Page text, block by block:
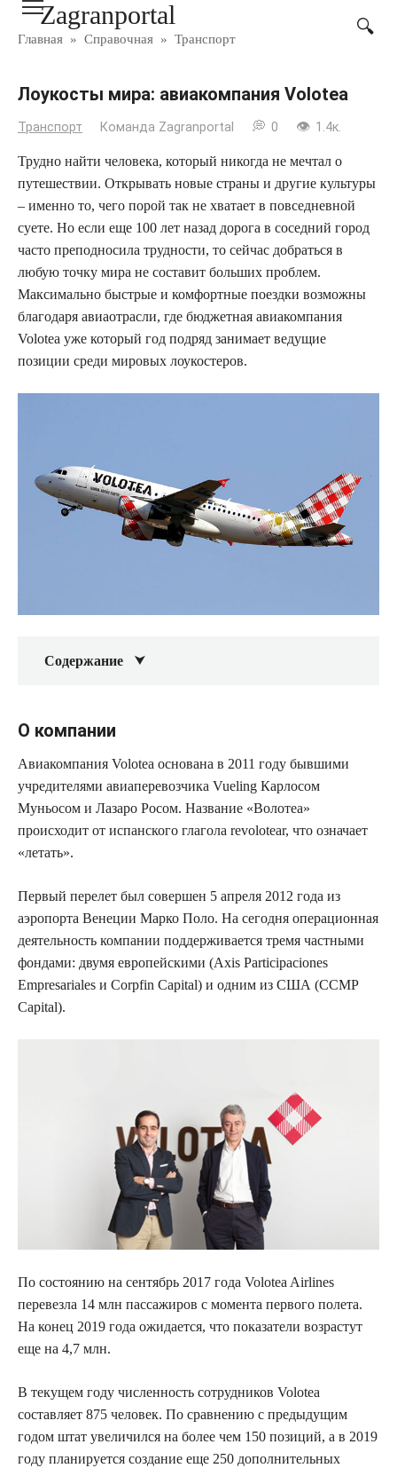
ПерейтиZagranportal
Главная » Справочная » Транспорт
Лоукосты мира: авиакомпания Volotea
Транспорт Команда Zagranportal 0 1.4к.
Трудно найти человека, который никогда не мечтал о
путешествии. Открывать новые страны и другие культуры
– именно то, чего порой так не хватает в повседневной
суете. Но если еще 100 лет назад дорога в соседний город
часто преподносила трудности, то сейчас добраться в
любую точку мира не составит больших проблем.
Максимально быстрые и комфортные поездки возможны
благодаря авиаотрасли, где бюджетная авиакомпания
Volotea уже который год подряд занимает ведущие
позиции среди мировых лоукостеров.
Содержание
О компании
Авиакомпания Volotea основана в 2011 году бывшими
учредителями авиаперевозчика Vueling Карлосом
Муньосом и Лазаро Росом. Название «Волотеа»
происходит от испанского глагола revolotear, что означает
«летать».
Первый перелет был совершен 5 апреля 2012 года из
аэропорта Венеции Марко Поло. На сегодня операционная
деятельность компании поддерживается тремя частными
фондами: двумя европейскими (Axis Participaciones
Empresariales и Corpfin Capital) и одним из США (CCMP
Capital).
По состоянию на сентябрь 2017 года Volotea Airlines
перевезла 14 млн пассажиров с момента первого полета.
На конец 2019 года ожидается, что показатели возрастут
еще на 4,7 млн.
В текущем году численность сотрудников Volotea
составляет 875 человек. По сравнению с предыдущим
годом штат увеличился на более чем 150 позиций, а в 2019
году планируется создание еще 250 дополнительных